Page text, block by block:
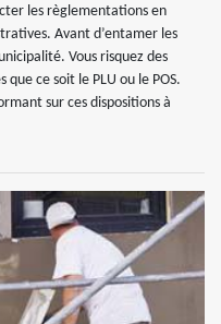
les règlementations en
Avant d’entamer les
Vous risquez des
ce soit le PLU ou le POS.
sur ces dispositions à